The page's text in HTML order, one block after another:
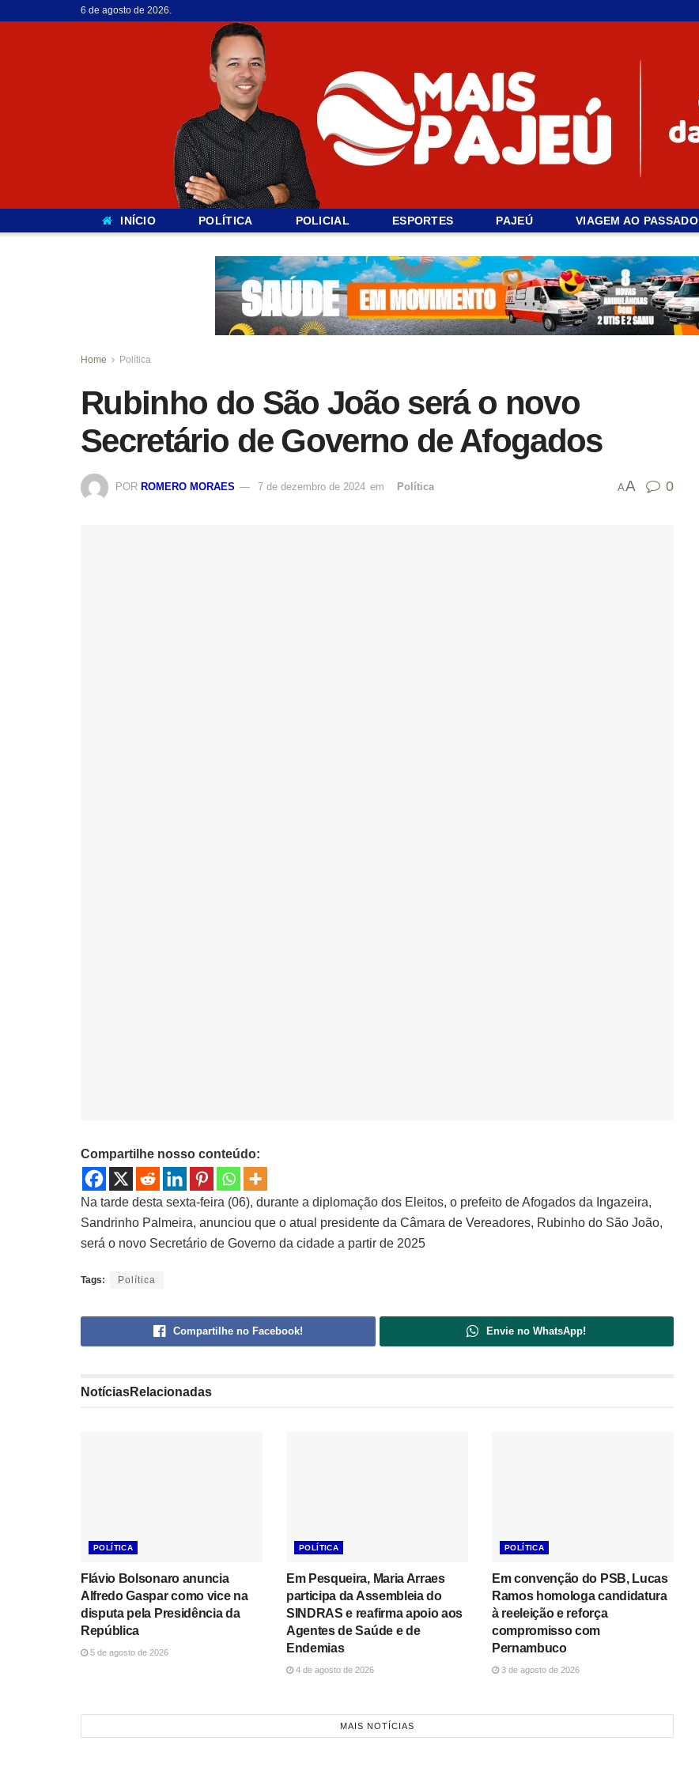
6 de agosto de 2026.
INÍCIO POLÍTICA POLICIAL ESPORTES PAJEÚ VIAGEM AO PASSADO
Home Política
Rubinho do São João será o novo
Secretário de Governo de Afogados
POR ROMERO MORAES 7 de dezembro de 2024 emﾠ Política AA 0
Compartilhe nosso conteúdo:
Na tarde desta sexta-feira (06), durante a diplomação dos Eleitos, o prefeito de Afogados da Ingazeira,
Sandrinho Palmeira, anunciou que o atual presidente da Câmara de Vereadores, Rubinho do São João,
será o novo Secretário de Governo da cidade a partir de 2025
Tags: Política
Compartilhe no Facebook! Envie no WhatsApp!
NotíciasRelacionadas
POLÍTICA
Flávio Bolsonaro anuncia
Alfredo Gaspar como vice na
disputa pela Presidência da
República
5 de agosto de 2026
POLÍTICA
Em Pesqueira, Maria Arraes
participa da Assembleia do
SINDRAS e reafirma apoio aos
Agentes de Saúde e de
Endemias
4 de agosto de 2026
POLÍTICA
Em convenção do PSB, Lucas
Ramos homologa candidatura
à reeleição e reforça
compromisso com
Pernambuco
3 de agosto de 2026
MAIS NOTÍCIAS